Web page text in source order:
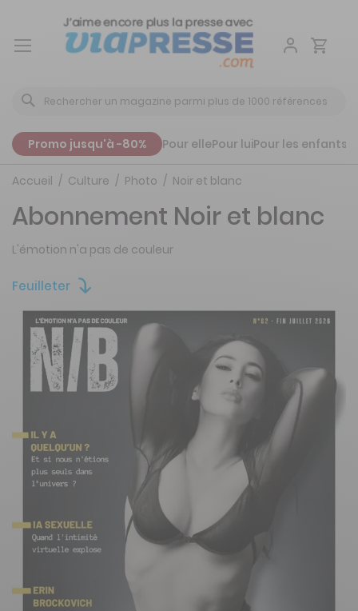
Aller
Promo jusqu'à -80% Pour ellePour luiPour les enfants
Accueil Culture Photo Noir et blanc
Feuilleter
Abonnement Noir et blanc
L'émotion n'a pas de couleur